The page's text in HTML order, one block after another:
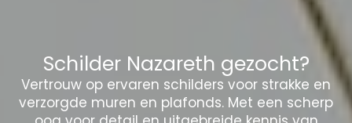
Schilder Nazareth gezocht?
Vertrouw op ervaren schilders voor strakke en
verzorgde muren en plafonds. Met een scherp